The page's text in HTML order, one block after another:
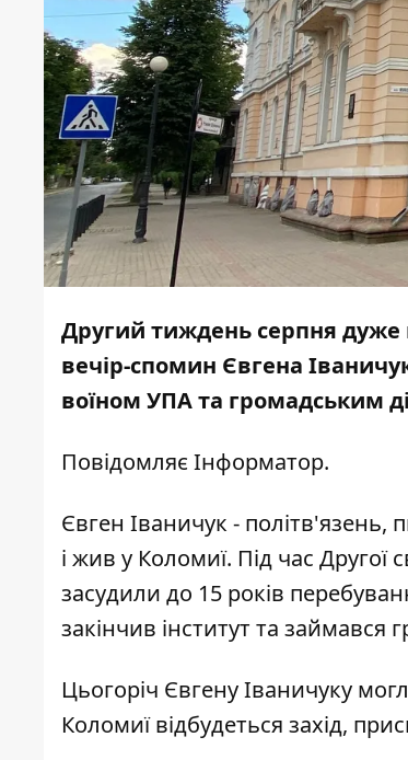
Другий тиждень серпня дуже
вечір-спомин Євгена
воїном УПА та громадським
Повідомляє Інформатор.
Євген Іваничук -
і жив у Коломиї. Під час Другої
засудили до 15 років
закінчив інститут та займався
Цьогоріч Євгену Іваничуку
Коломиї відбудеться захід,